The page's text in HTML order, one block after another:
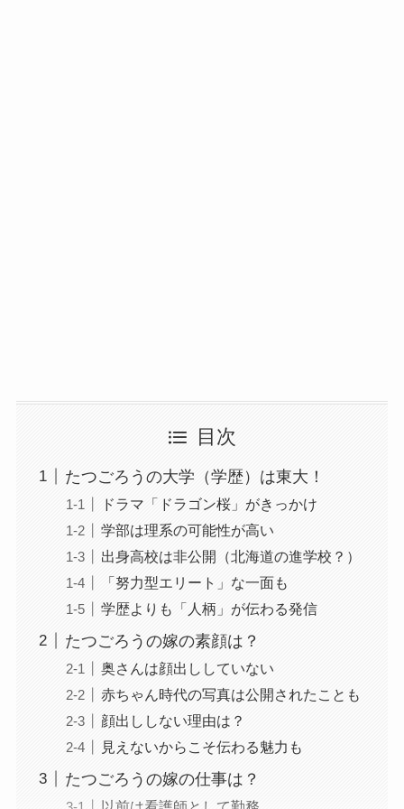
目次
たつごろうの大学（学歴）は東大！
ドラマ「ドラゴン桜」がきっかけ
学部は理系の可能性が高い
出身高校は非公開（北海道の進学校？）
「努力型エリート」な一面も
学歴よりも「人柄」が伝わる発信
たつごろうの嫁の素顔は？
奥さんは顔出ししていない
赤ちゃん時代の写真は公開されたことも
顔出ししない理由は？
見えないからこそ伝わる魅力も
たつごろうの嫁の仕事は？